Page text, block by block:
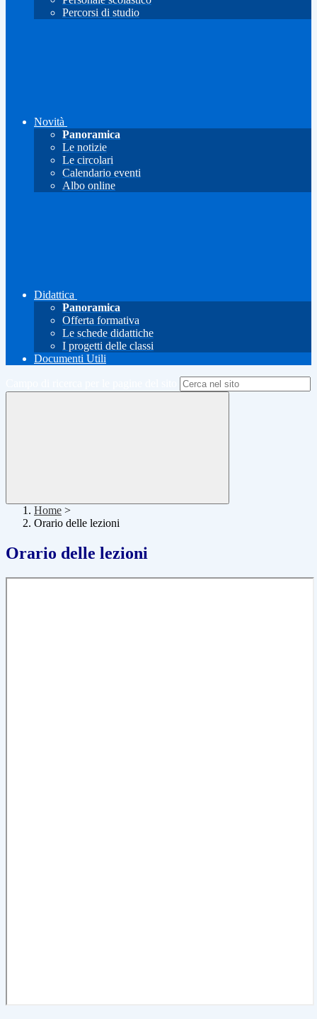
Percorsi di studio
Novità
Panoramica
Le notizie
Le circolari
Calendario eventi
Albo online
Didattica
Panoramica
Offerta formativa
Le schede didattiche
I progetti delle classi
Documenti Utili
Home >
Orario delle lezioni
Orario delle lezioni